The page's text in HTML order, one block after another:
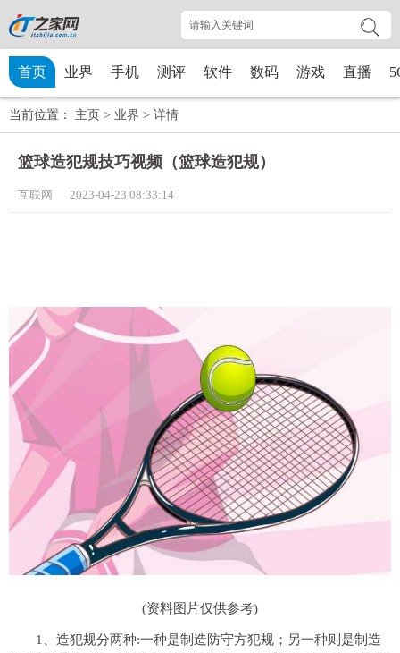
首页 业界 手机 测评 软件 数码 游戏 直播
当前位置： 主页 > 业界 > 详情
篮球造犯规技巧视频（篮球造犯规）
互联网 2023-04-23 08:33:14
(资料图片仅供参考)
1、造犯规分两种:一种是制造防守方犯规；另一种则是制造